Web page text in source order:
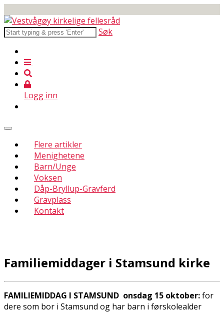
Søk
Logg inn
Flere artikler
Menighetene
Barn/Unge
Voksen
Dåp-Bryllup-Gravferd
Gravplass
Kontakt
Familiemiddager i Stamsund kirke
FAMILIEMIDDAG I STAMSUND onsdag 15 oktober:for
dere som bor i Stamsund og har barn i førskolealder